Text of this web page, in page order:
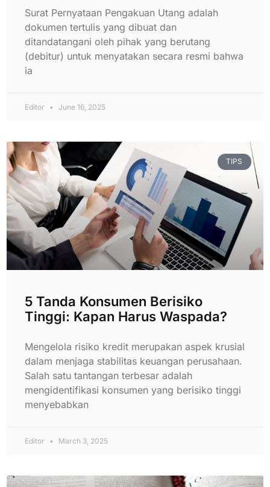
Surat Pernyataan Pengakuan Utang adalah
dokumen tertulis yang dibuat dan
ditandatangani oleh pihak yang berutang
(debitur) untuk menyatakan secara resmi bahwa
ia
Editor June 16, 2025
TIPS
5 Tanda Konsumen Berisiko
Tinggi: Kapan Harus Waspada?
Mengelola risiko kredit merupakan aspek krusial
dalam menjaga stabilitas keuangan perusahaan.
Salah satu tantangan terbesar adalah
mengidentifikasi konsumen yang berisiko tinggi
menyebabkan
Editor March 3, 2025